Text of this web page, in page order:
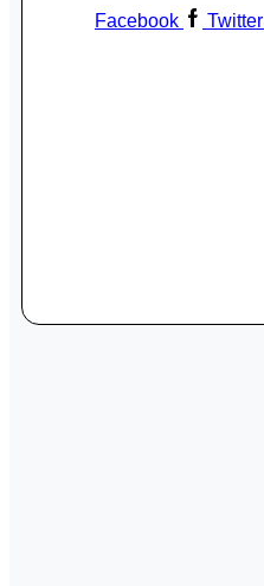
Facebook Twitter